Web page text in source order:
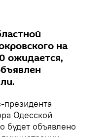
на
ожидается,
президента
Одесской
будет объявлено